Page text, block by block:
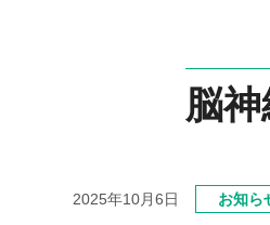
脳
2025年10月6日 お知ら